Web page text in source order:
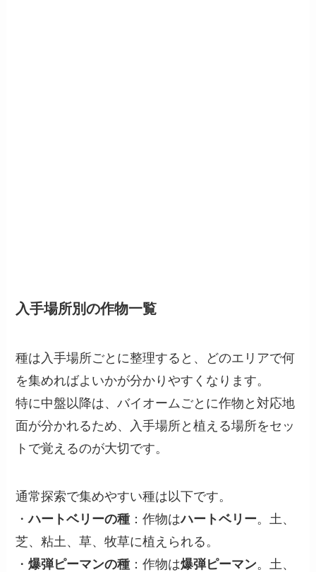
入手場所別の作物一覧
種は入手場所ごとに整理すると、どのエリアで何
を集めればよいかが分かりやすくなります。
特に中盤以降は、バイオームごとに作物と対応地
面が分かれるため、入手場所と植える場所をセッ
トで覚えるのが大切です。
通常探索で集めやすい種は以下です。
・ハートベリーの種 ：作物はハートベリー。土、
芝、粘土、草、牧草に植えられる。
・爆弾ピーマンの種 ：作物は爆弾ピーマン。土、